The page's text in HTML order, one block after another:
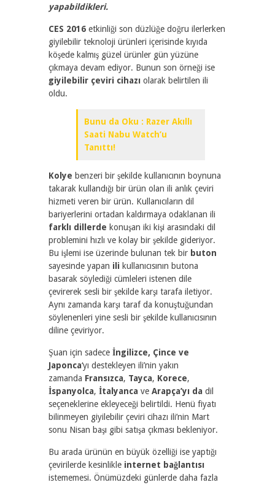
yapabildikleri.
CES 2016 etkinliği son düzlüğe doğru ilerlerken
giyilebilir teknoloji ürünleri içerisinde kıyıda
köşede kalmış güzel ürünler gün yüzüne
çıkmaya devam ediyor. Bunun son örneği ise
giyilebilir çeviri cihazı olarak belirtilen ili
oldu.
Bunu da Oku : Razer Akıllı
Saati Nabu Watch’u
Tanıttı!
Kolye benzeri bir şekilde kullanıcının boynuna
takarak kullandığı bir ürün olan ili anlık çeviri
hizmeti veren bir ürün. Kullanıcıların dil
bariyerlerini ortadan kaldırmaya odaklanan ili
farklı dillerde konuşan iki kişi arasındaki dil
problemini hızlı ve kolay bir şekilde gideriyor.
Bu işlemi ise üzerinde bulunan tek bir buton
sayesinde yapan ili kullanıcısının butona
basarak söylediği cümleleri istenen dile
çevirerek sesli bir şekilde karşı tarafa iletiyor.
Aynı zamanda karşı taraf da konuştuğundan
söylenenleri yine sesli bir şekilde kullanıcısının
diline çeviriyor.
Şuan için sadece İngilizce, Çince ve
Japonca‘yı destekleyen ili’nin yakın
zamanda Fransızca, Tayca, Korece,
İspanyolca, İtalyanca ve Arapça’yı da dil
seçeneklerine ekleyeceği belirtildi. Henü fiyatı
bilinmeyen giyilebilir çeviri cihazı ili’nin Mart
sonu Nisan başı gibi satışa çıkması bekleniyor.
Bu arada ürünün en büyük özelliği ise yaptığı
çevirilerde kesinlikle internet bağlantısı
istememesi. Önümüzdeki günlerde daha fazla